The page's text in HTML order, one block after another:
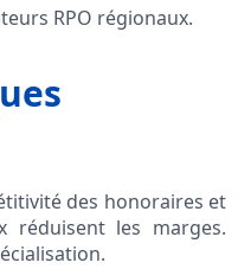
RPO régionaux.
des honoraires et
réduisent les marges.